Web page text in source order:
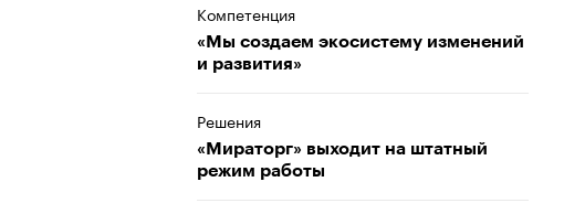
Компетенция
«Мы создаем экосистему изменений
и развития»
Решения
«Мираторг» выходит на штатный
режим работы